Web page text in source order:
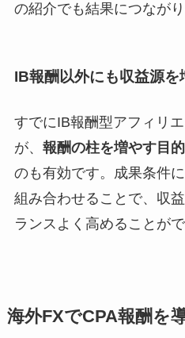
の紹介でも結果につなが
IB報酬以外にも収益源を
すでにIB報酬型アフィリ
が、 報酬の柱を増やす目
のも有効です。成果条件
組み合わせることで、収
ランスよく高めることがで
海外FXでCPA報酬を